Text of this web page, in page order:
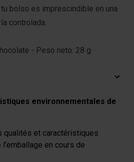
bolso es imprescindible en una
controlada.
- Peso neto: 28 g
environnementales de
qualités et caractéristiques
en cours de